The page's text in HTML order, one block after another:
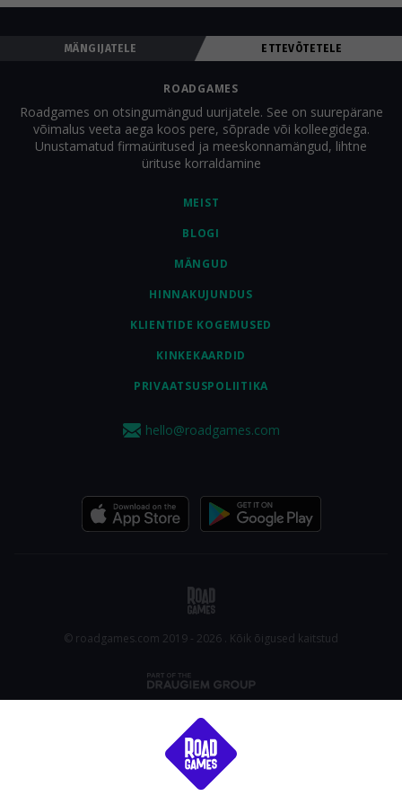
MÄNGIJATELE ETTEVÕTETELE
MEIST
BLOGI
MÄNGUD
HINNAKUJUNDUS
KLIENTIDE KOGEMUSED
KINKEKAARDID
PRIVAATSUSPOLIITIKA
ROADGAMES
Roadgames on otsingumängud uurijatele. See on suurepärane
võimalus veeta aega koos pere, sõprade või kolleegidega.
Unustamatud firmaüritused ja meeskonnamängud, lihtne
ürituse korraldamine
hello@roadgames.com
© roadgames.com 2019 - 2026 . Kõik õigused kaitstud